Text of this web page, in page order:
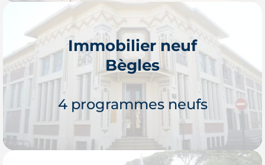
Je découvre
Immobilier neuf
Bègles
4 programmes neufs